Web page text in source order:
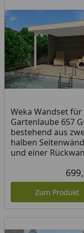
Weka Wandset für
Gartenlaube 657
bestehend aus
halben
und einer
Zum Produkt